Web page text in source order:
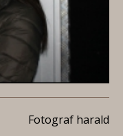
Fotograf harald